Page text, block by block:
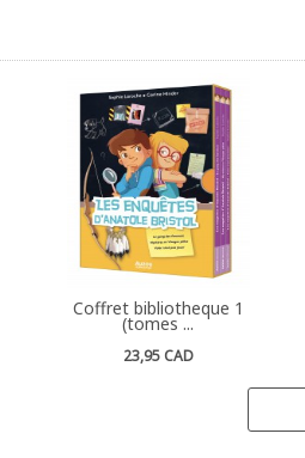
Coffret bibliotheque 1
(tomes ...
23,95 CAD